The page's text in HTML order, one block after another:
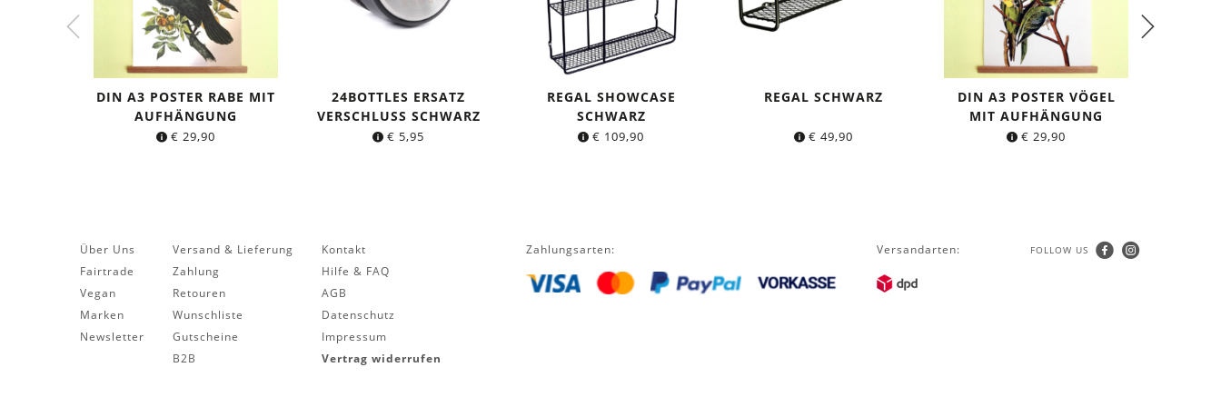
DIN A3 POSTER RABE MIT
AUFHÄNGUNG
€ 29,90
24BOTTLES ERSATZ
VERSCHLUSS SCHWARZ
€ 5,95
REGAL SHOWCASE
SCHWARZ
€ 109,90
REGAL SCHWARZ
€ 49,90
DIN A3 POSTER VÖGEL
MIT AUFHÄNGUNG
€ 29,90
Über Uns
Fairtrade
Vegan
Marken
Newsletter
Versand & Lieferung
Zahlung
Retouren
Wunschliste
Gutscheine
B2B
Kontakt
Hilfe & FAQ
AGB
Datenschutz
Impressum
Vertrag widerrufen
Zahlungsarten: Versandarten: FOLLOW US